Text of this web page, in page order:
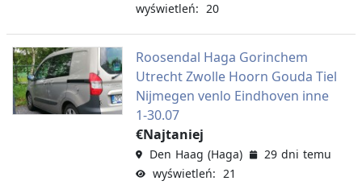
wyświetleń: 20
Roosendal Haga Gorinchem
Utrecht Zwolle Hoorn Gouda Tiel
Nijmegen venlo Eindhoven inne
1-30.07
€Najtaniej
Den Haag (Haga)
29 dni temu
wyświetleń: 21